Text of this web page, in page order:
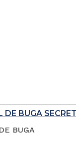
BUGA
BUGA